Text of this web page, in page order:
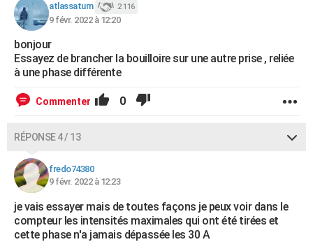
atlassaturn 2 116
9 févr. 2022 à 12:20
bonjour
Essayez de brancher la bouilloire sur une autre prise , reliée
à une phase différente
Commenter 0
RÉPONSE 4 / 13
fredo74380
9 févr. 2022 à 12:23
je vais essayer mais de toutes façons je peux voir dans le
compteur les intensités maximales qui ont été tirées et
cette phase n'a jamais dépassée les 30 A